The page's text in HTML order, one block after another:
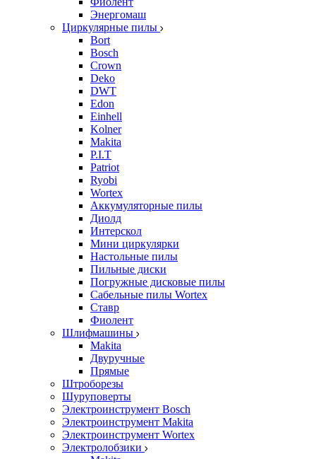
Энергомаш
Циркулярные пилы
Bort
Bosch
Crown
Deko
DWT
Edon
Einhell
Kolner
Makita
P.I.T
Patriot
Ryobi
Wortex
Аккумуляторные пилы
Диолд
Интерскол
Мини циркулярки
Настольные пилы
Пильные диски
Погружные дисковые пилы
Сабельные пилы Wortex
Ставр
Фиолент
Шлифмашины
Makita
Двуручные
Прямые
Штроборезы
Шуруповерты
Электроинструмент Bosch
Электроинструмент Makita
Электроинструмент Wortex
Электролобзики